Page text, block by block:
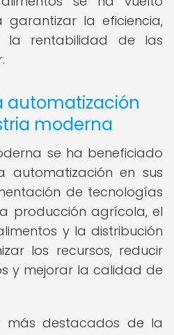
garantizar la eficiencia,
la rentabilidad de las
automatización
moderna
se ha beneficiado
automatización en sus
de tecnologías
producción agrícola, el
y la distribución
los recursos, reducir
y mejorar la calidad de
más destacados de la